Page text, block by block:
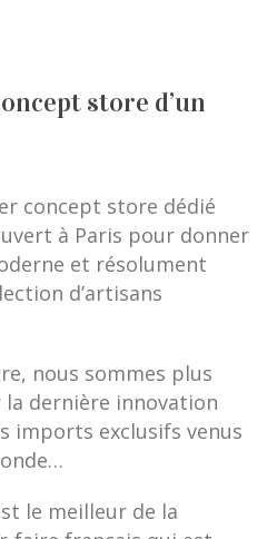
store d’un
concept store dédié
à Paris pour donner
et résolument
d’artisans
nous sommes plus
dernière innovation
imports exclusifs venus
le meilleur de la